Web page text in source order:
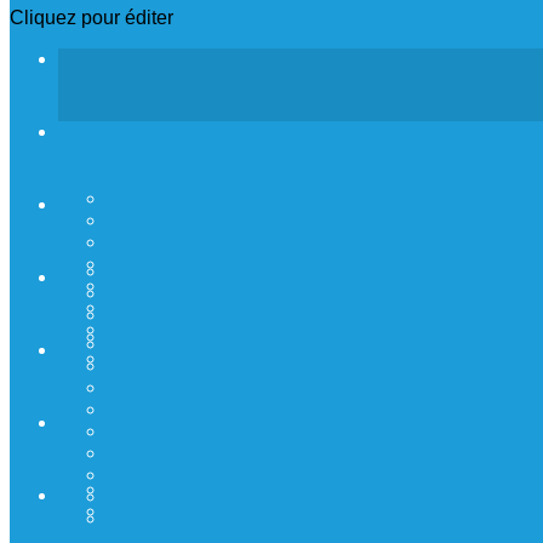
Cliquez pour éditer